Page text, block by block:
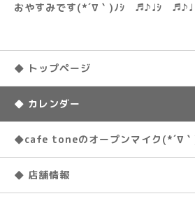
おやすみです(*´∇｀)ﾉｼ ♬♪♩ｼ ♬♪♩
◆ トップページ
◆ カレンダー
◆cafe toneのオープンマイク(*´∇
◆ 店舗情報